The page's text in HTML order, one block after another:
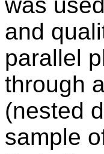
and
parallel
through
(nested
sample